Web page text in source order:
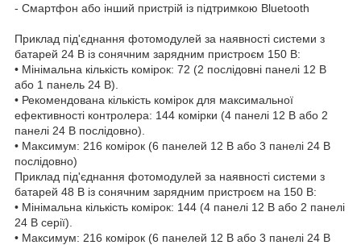
- Смартфон або інший пристрій із підтримкою Bluetooth
Приклад під'єднання фотомодулей за наявності системи з
батарей 24 В із сонячним зарядним пристроєм 150 В:
• Мінімальна кількість комірок: 72 (2 послідовні панелі 12 В
або 1 панель 24 В).
• Рекомендована кількість комірок для максимальної
ефективності контролера: 144 комірки (4 панелі 12 В або 2
панелі 24 В послідовно).
• Максимум: 216 комірок (6 панелей 12 В або 3 панелі 24 В
послідовно)
Приклад під'єднання фотомодулей за наявності системи з
батарей 48 В із сонячним зарядним пристроєм на 150 В:
• Мінімальна кількість комірок: 144 (4 панелі 12 В або 2 панелі
24 В серії).
• Максимум: 216 комірок (6 панелей 12 В або 3 панелі 24 В